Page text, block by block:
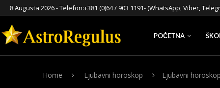
8 Augusta 2026 - Telefon:+381 (0)64 / 903 1191- (WhatsApp, Viber,
POČETNA
Home Ljubavni horoskop Ljubavni